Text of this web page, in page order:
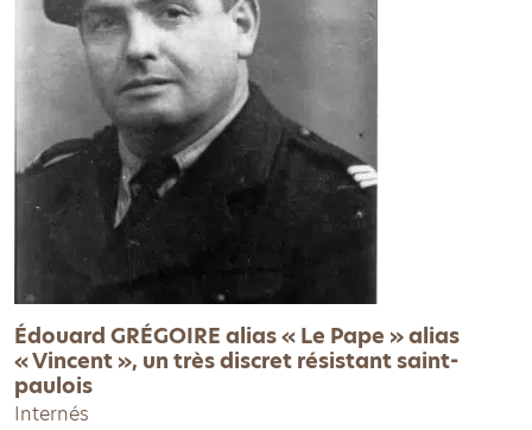
Édouard GRÉGOIRE alias « Le Pape » alias
« Vincent », un très discret résistant saint-
paulois
Internés